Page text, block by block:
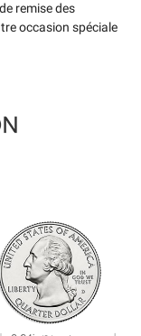
remise des
occasion spéciale